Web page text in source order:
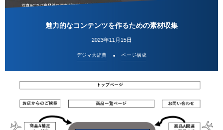
魅力的なコンテンツを作るための素材収集
2023年11月15日
デジマ大辞典 ページ構成